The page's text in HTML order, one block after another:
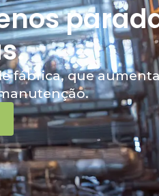
fábrica, que